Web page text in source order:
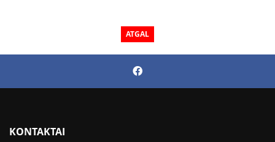
ATGAL
KONTAKTAI